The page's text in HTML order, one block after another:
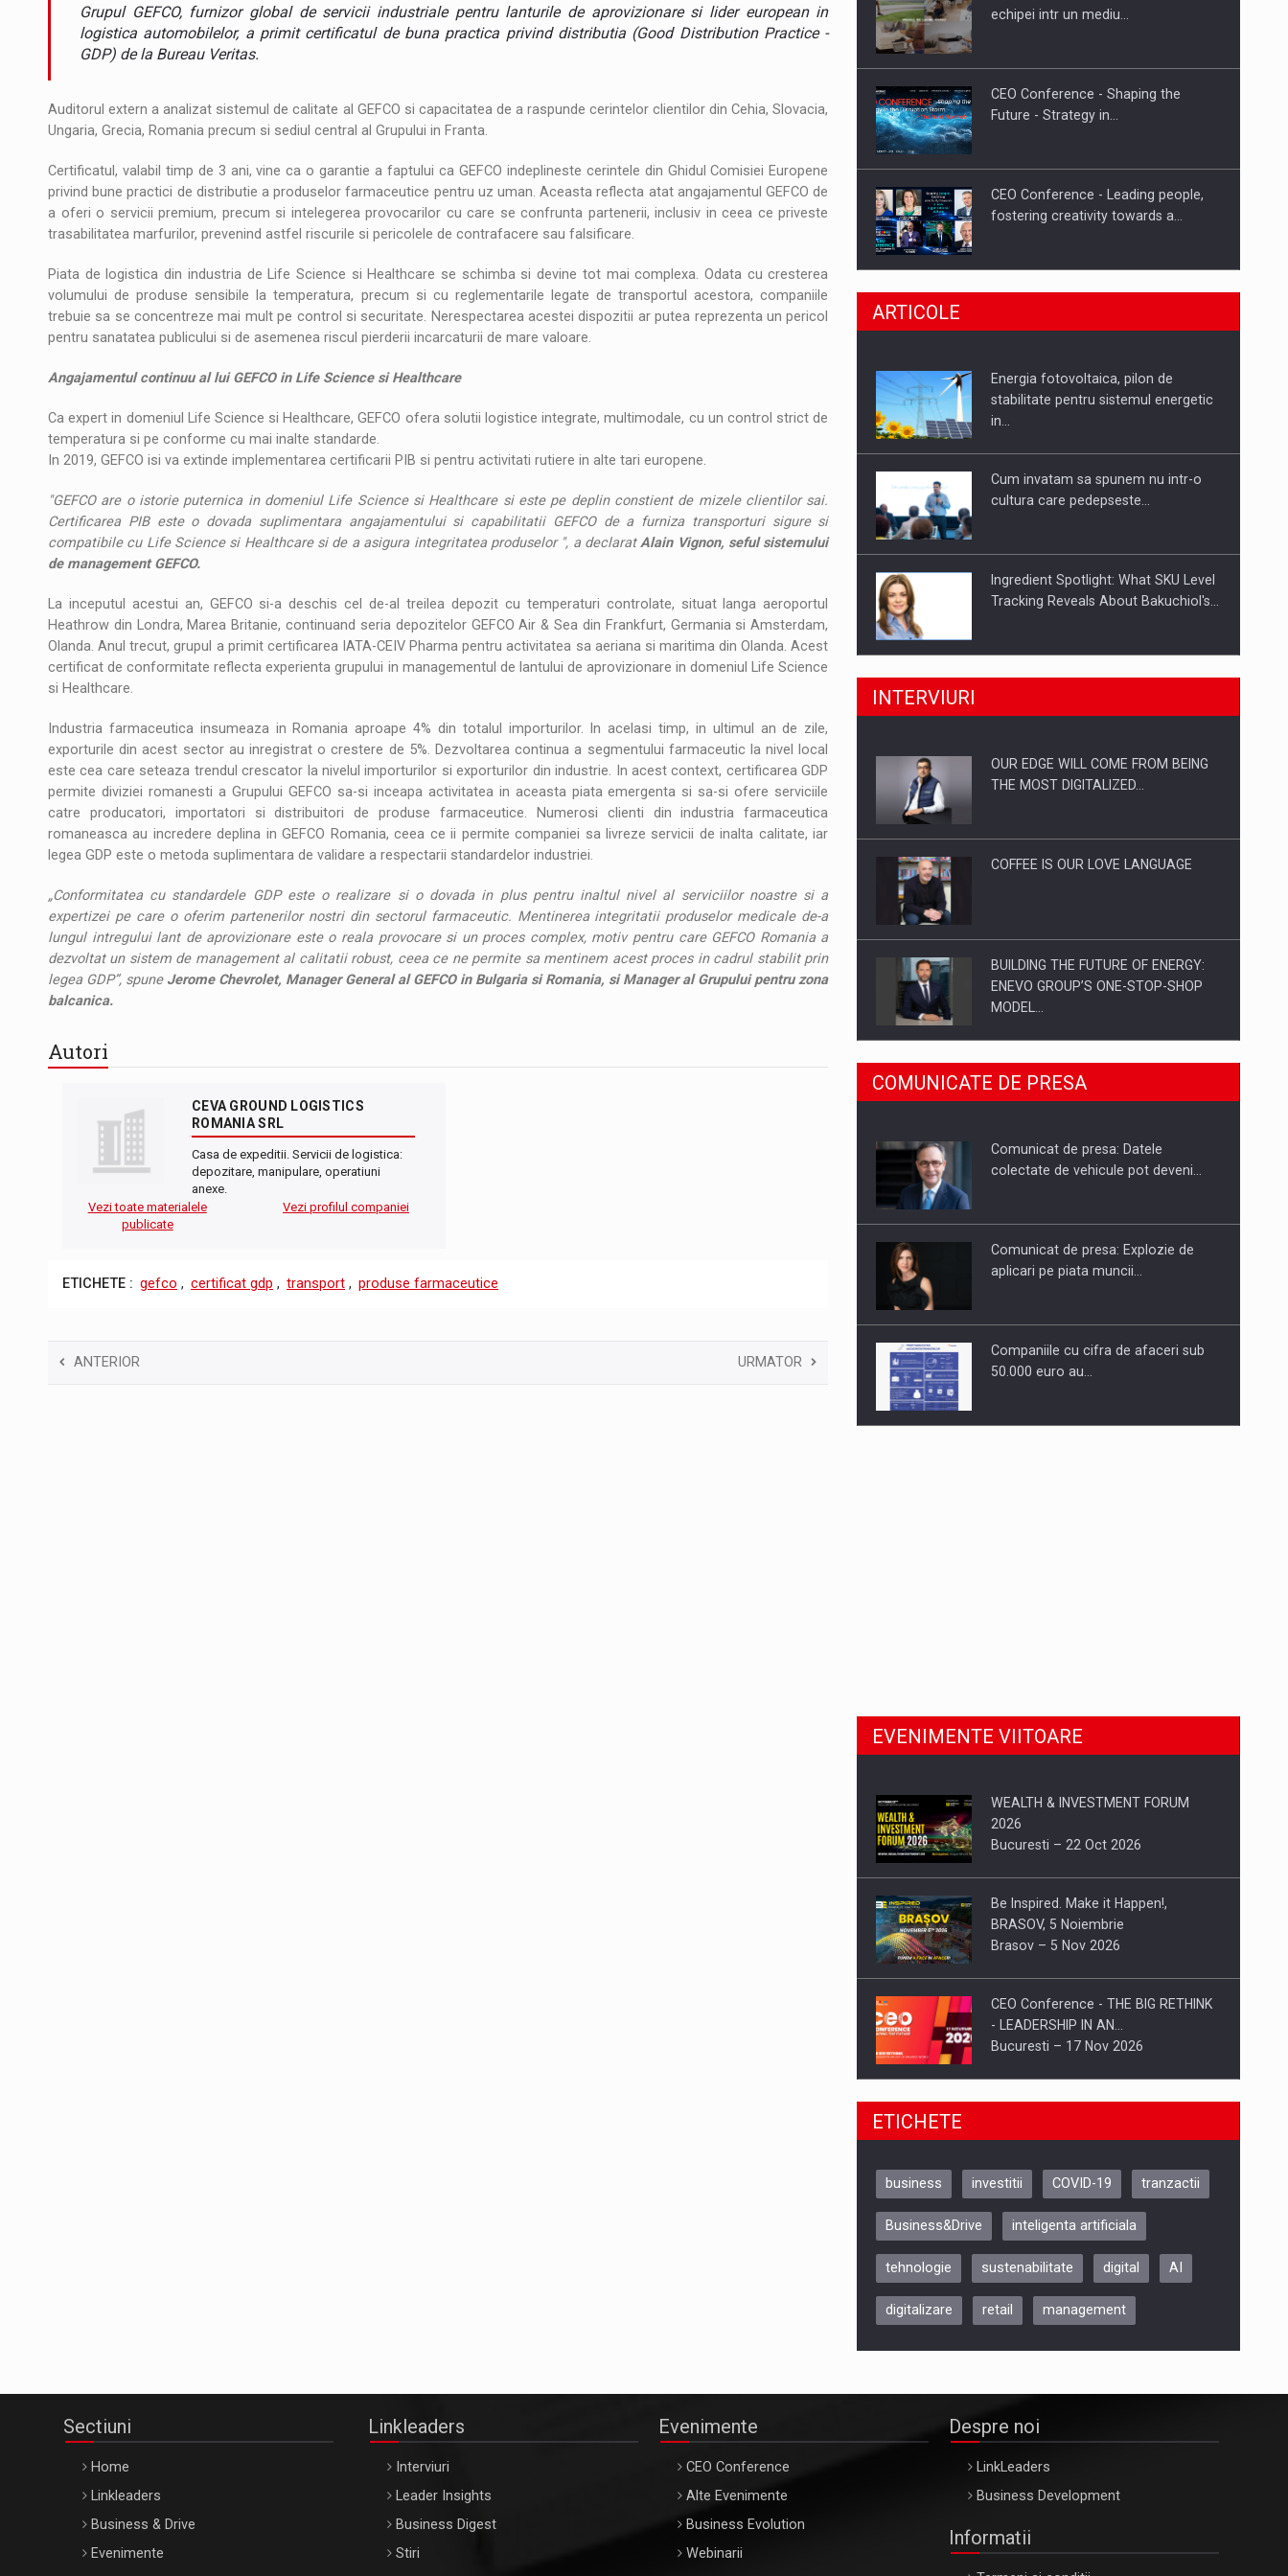
STIRI Noul Mercedes-Benz VLE este acum disponibil pentru comanda intr-o gama extinsa de variante atragatoare
STIRI JAECOO 5 SHS-H a ajuns in Romania
Grupul GEFCO, furnizor global de servicii industriale pentru lanturile de aprovizionare si lider european in
logistica automobilelor, a primit certificatul de buna practica privind distributia (Good Distribution Practice -
GDP) de la Bureau Veritas.
Auditorul extern a analizat sistemul de calitate al GEFCO si capacitatea de a raspunde cerintelor clientilor din Cehia, Slovacia,
Ungaria, Grecia, Romania precum si sediul central al Grupului in Franta.
Certificatul, valabil timp de 3 ani, vine ca o garantie a faptului ca GEFCO indeplineste cerintele din Ghidul Comisiei Europene
privind bune practici de distributie a produselor farmaceutice pentru uz uman. Aceasta reflecta atat angajamentul GEFCO de
a oferi o servicii premium, precum si intelegerea provocarilor cu care se confrunta partenerii, inclusiv in ceea ce priveste
trasabilitatea marfurilor, prevenind astfel riscurile si pericolele de contrafacere sau falsificare.
Piata de logistica din industria de Life Science si Healthcare se schimba si devine tot mai complexa. Odata cu cresterea
volumului de produse sensibile la temperatura, precum si cu reglementarile legate de transportul acestora, companiile
trebuie sa se concentreze mai mult pe control si securitate. Nerespectarea acestei dispozitii ar putea reprezenta un pericol
pentru sanatatea publicului si de asemenea riscul pierderii incarcaturii de mare valoare.
Angajamentul continuu al lui GEFCO in Life Science si Healthcare
Ca expert in domeniul Life Science si Healthcare, GEFCO ofera solutii logistice integrate, multimodale, cu un control strict de
temperatura si pe conforme cu mai inalte standarde.
In 2019, GEFCO isi va extinde implementarea certificarii PIB si pentru activitati rutiere in alte tari europene.
"GEFCO are o istorie puternica in domeniul Life Science si Healthcare si este pe deplin constient de mizele clientilor sai.
Certificarea PIB este o dovada suplimentara angajamentului si capabilitatii GEFCO de a furniza transporturi sigure si
compatibile cu Life Science si Healthcare si de a asigura integritatea produselor ", a declaratAlain Vignon, seful sistemului
de management GEFCO.
La inceputul acestui an, GEFCO si-a deschis cel de-al treilea depozit cu temperaturi controlate, situat langa aeroportul
Heathrow din Londra, Marea Britanie, continuand seria depozitelor GEFCO Air & Sea din Frankfurt, Germania si Amsterdam,
Olanda. Anul trecut, grupul a primit certificarea IATA-CEIV Pharma pentru activitatea sa aeriana si maritima din Olanda. Acest
certificat de conformitate reflecta experienta grupului in managementul de lantului de aprovizionare in domeniul Life Science
si Healthcare.
Industria farmaceutica insumeaza in Romania aproape 4% din totalul importurilor. In acelasi timp, in ultimul an de zile,
exporturile din acest sector au inregistrat o crestere de 5%. Dezvoltarea continua a segmentului farmaceutic la nivel local
este cea care seteaza trendul crescator la nivelul importurilor si exporturilor din industrie. In acest context, certificarea GDP
permite diviziei romanesti a Grupului GEFCO sa-si inceapa activitatea in aceasta piata emergenta si sa-si ofere serviciile
catre producatori, importatori si distribuitori de produse farmaceutice. Numerosi clienti din industria farmaceutica
romaneasca au incredere deplina in GEFCO Romania, ceea ce ii permite companiei sa livreze servicii de inalta calitate, iar
legea GDP este o metoda suplimentara de validare a respectarii standardelor industriei.
„Conformitatea cu standardele GDP este o realizare si o dovada in plus pentru inaltul nivel al serviciilor noastre si a
expertizei pe care o oferim partenerilor nostri din sectorul farmaceutic. Mentinerea integritatii produselor medicale de-a
lungul intregului lant de aprovizionare este o reala provocare si un proces complex, motiv pentru care GEFCO Romania a
dezvoltat un sistem de management al calitatii robust, ceea ce ne permite sa mentinem acest proces in cadrul stabilit prin
legea GDP”, spune Jerome Chevrolet, Manager General al GEFCO in Bulgaria si Romania, si Manager al Grupului pentru zona
balcanica.
Autori
CEVA GROUND LOGISTICS
ROMANIA SRL
Casa de expeditii. Servicii de logistica:
depozitare, manipulare, operatiuni
anexe.
Vezi toate materialele
publicate
Vezi profilul companiei
ETICHETE : gefco , certificat gdp , transport , produse farmaceutice
ANTERIOR URMATOR
Hard Enduro Piatra Craiului 2026,
echipei intr un mediu…
CEO Conference - Shaping the
Future - Strategy in…
CEO Conference - Leading people,
fostering creativity towards a…
CEO Conference - Shaping The
Webinar - Business Evolution-
RETHINK STRATEGY-Finantare
ARTICOLE
Energia fotovoltaica, pilon de
stabilitate pentru sistemul energetic
in…
Cum invatam sa spunem nu intr-o
cultura care pedepseste…
Ingredient Spotlight: What SKU Level
Tracking Reveals About Bakuchiol's…
Producatorii si comerciantii care nu
Proteinmaxxing and the Future of
INTERVIURI
OUR EDGE WILL COME FROM BEING
THE MOST DIGITALIZED…
COFFEE IS OUR LOVE LANGUAGE
BUILDING THE FUTURE OF ENERGY:
ENEVO GROUP’S ONE-STOP-SHOP
MODEL…
ROOTED IN ROMANIA, BUILT TO
DELIVER TECHNOLOGY FOR THE…
PUTTING ROMANIAN CORPORATE
COMUNICATE DE PRESA
Comunicat de presa: Datele
colectate de vehicule pot deveni…
Comunicat de presa: Explozie de
aplicari pe piata muncii…
Companiile cu cifra de afaceri sub
50.000 euro au…
EVENIMENTE VIITOARE
WEALTH & INVESTMENT FORUM
2026
Bucuresti – 22 Oct 2026
Be Inspired. Make it Happen!,
BRASOV, 5 Noiembrie
Brasov – 5 Nov 2026
CEO Conference - THE BIG RETHINK
- LEADERSHIP IN AN…
Bucuresti – 17 Nov 2026
Be Inspired. Make it Happen!, CLUJ, 9
ARTEMIS LETO, ORADEA, 8
Oradea – 8 Oct 2026
ETICHETE
business investitii COVID-19 tranzactii
Business&Drive inteligenta artificiala
tehnologie sustenabilitate digital AI
digitalizare retail management
Sectiuni
Home
Linkleaders
Business & Drive
Evenimente
Linkleaders
Interviuri
Leader Insights
Business Digest
Stiri
Evenimente
CEO Conference
Alte Evenimente
Business Evolution
Webinarii
Despre noi
LinkLeaders
Business Development
Informatii